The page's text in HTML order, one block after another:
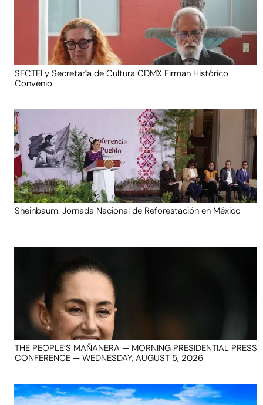
SECTEI y Secretaría de Cultura CDMX Firman Histórico
Convenio
Sheinbaum: Jornada Nacional de Reforestación en México
THE PEOPLE’S MAÑANERA — MORNING PRESIDENTIAL PRESS
CONFERENCE — WEDNESDAY, AUGUST 5, 2026